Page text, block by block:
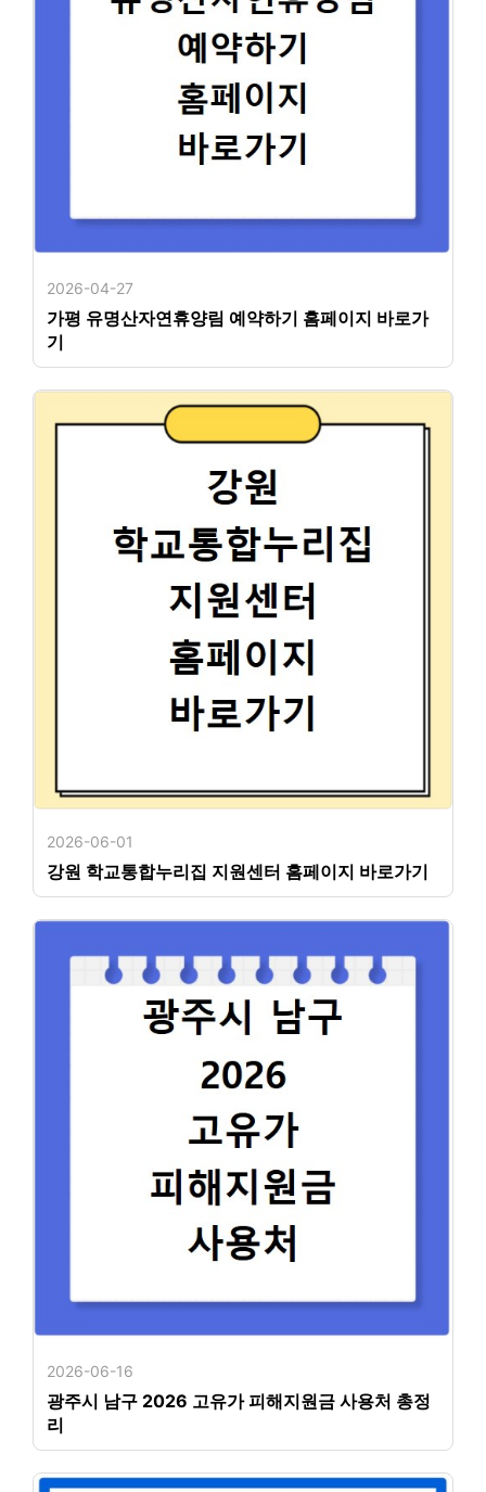
2026-04-27
가평 유명산자연휴양림 예약하기 홈페이지 바로가
기
2026-06-01
강원 학교통합누리집 지원센터 홈페이지 바로가기
2026-06-16
광주시 남구 2026 고유가 피해지원금 사용처 총정
리